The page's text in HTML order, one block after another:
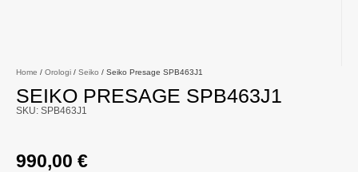
Home / Orologi / Seiko / Seiko Presage SPB463J1
SEIKO PRESAGE SPB463J1
SKU: SPB463J1
990,00 €